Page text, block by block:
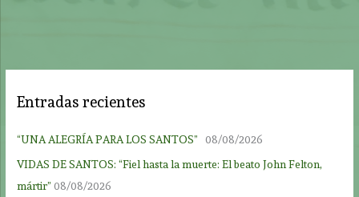
Entradas recientes
“UNA ALEGRÍA PARA LOS SANTOS”
08/08/2026
VIDAS DE SANTOS: “Fiel hasta la muerte: El beato John Felton,
mártir” 08/08/2026